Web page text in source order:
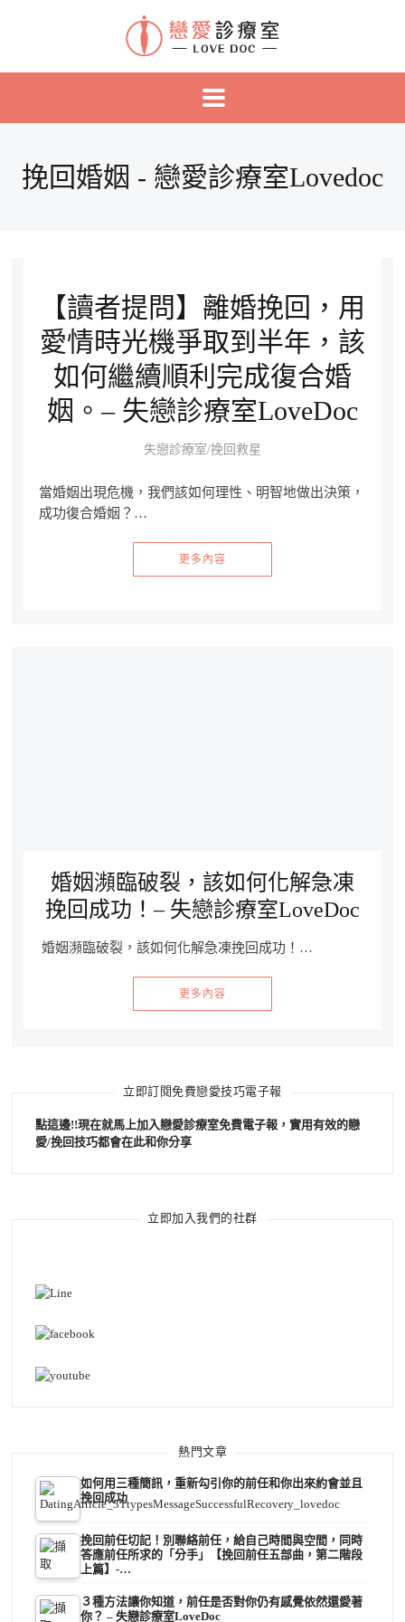
挽回婚姻 - 戀愛診療室Lovedoc
【讀者提問】離婚挽回，用
愛情時光機爭取到半年，該
如何繼續順利完成復合婚
姻。– 失戀診療室LoveDoc
失戀診療室/挽回救星
當婚姻出現危機，我們該如何理性、明智地做出決策，
成功復合婚姻？…
更多內容
婚姻瀕臨破裂，該如何化解急凍
挽回成功！– 失戀診療室LoveDoc
婚姻瀕臨破裂，該如何化解急凍挽回成功！…
更多內容
立即訂閱免費戀愛技巧電子報
點這邊!!現在就馬上加入戀愛診療室免費電子報，實用有效的戀
愛/挽回技巧都會在此和你分享
立即加入我們的社群
熱門文章
如何用三種簡訊，重新勾引你的前任和你出來約會並且
挽回成功
挽回前任切記！別聯絡前任，給自己時間與空間，同時
答應前任所求的「分手」【挽回前任五部曲，第二階段
上篇】-…
３種方法讓你知道，前任是否對你仍有感覺依然還愛著
你？ – 失戀診療室LoveDoc